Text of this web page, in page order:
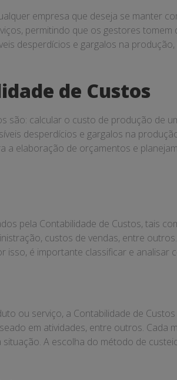
empresa que deseja se manter
permitindo que os gestores
desperdícios e gargalos na
de Custos
são: calcular o custo de produção de
desperdícios e gargalos na
elaboração de orçamentos e
pela Contabilidade de Custos, tais
custos de vendas, entre
isso, é importante classificar e
ou serviço, a Contabilidade de
em atividades, entre outros.
A escolha do método de